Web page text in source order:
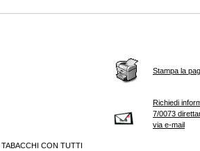
CON TUTTI
Stampa la
Richiedi
7/0073
via e-mail